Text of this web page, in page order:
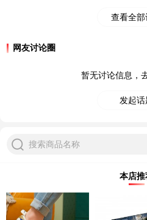
查看全
网友讨论圈
暂无讨论信息，
发起话
搜索商品名称
本店推